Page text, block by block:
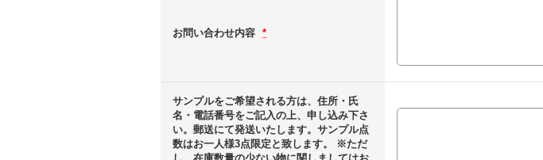
お問い合わせ内容 *
サンプルをご希望される方は、住所・氏
名・電話番号をご記入の上、申し込み下さ
い。郵送にて発送いたします。サンプル点
数はお一人様3点限定と致します。 ※ただ